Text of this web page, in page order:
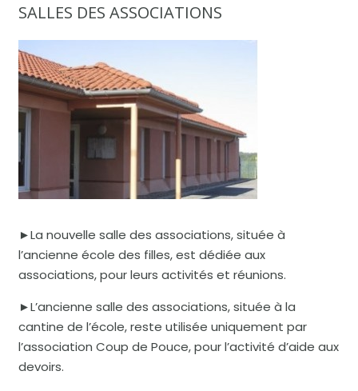
SALLES DES ASSOCIATIONS
►La nouvelle salle des associations, située à
l’ancienne école des filles, est dédiée aux
associations, pour leurs activités et réunions.
►L’ancienne salle des associations, située à la
cantine de l’école, reste utilisée uniquement par
l’association Coup de Pouce, pour l’activité d’aide aux
devoirs.